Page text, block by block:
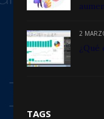
2
¿Qué
TAGS